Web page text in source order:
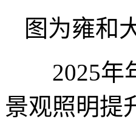
图为雍和
2025年年
景观照明提